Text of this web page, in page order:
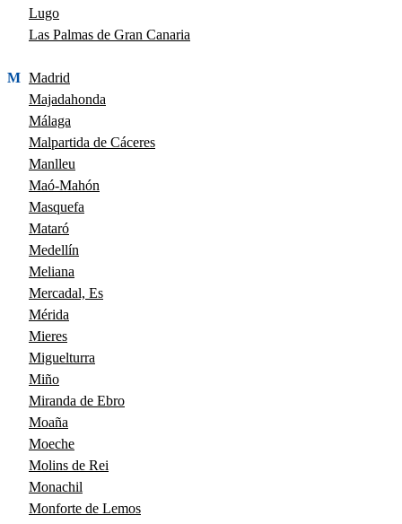
Lugo
Las Palmas de Gran Canaria
M Madrid
Majadahonda
Málaga
Malpartida de Cáceres
Manlleu
Maó-Mahón
Masquefa
Mataró
Medellín
Meliana
Mercadal, Es
Mérida
Mieres
Miguelturra
Miño
Miranda de Ebro
Moaña
Moeche
Molins de Rei
Monachil
Monforte de Lemos